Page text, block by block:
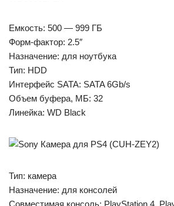
Емкость: 500 — 999 ГБ
Форм-фактор: 2.5″
Назначение: для ноутбука
Тип: HDD
Интерфейс SATA: SATA 6Gb/s
Объем буфера, МБ: 32
Линейка: WD Black
Тип: камера
Назначение: для консолей